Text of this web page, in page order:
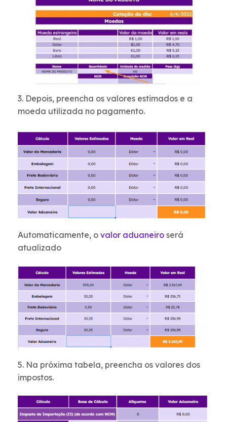
3. Depois, preencha os valores estimados e a
moeda utilizada no pagamento.
Automaticamente, o valor aduaneiro será
atualizado
5. Na próxima tabela, preencha os valores dos
impostos.